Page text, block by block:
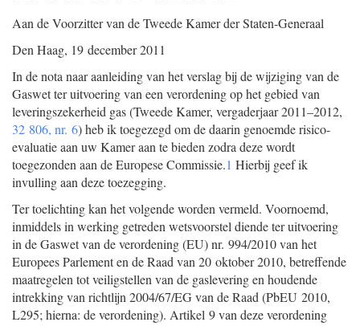
Aan de Voorzitter van de Tweede Kamer der Staten-Generaal
Den Haag, 19 december 2011
In de nota naar aanleiding van het verslag bij de wijziging van de
Gaswet ter uitvoering van een verordening op het gebied van
leveringszekerheid gas (Tweede Kamer, vergaderjaar 2011–2012,
32 806, nr. 6) heb ik toegezegd om de daarin genoemde risico-
evaluatie aan uw Kamer aan te bieden zodra deze wordt
toegezonden aan de Europese Commissie.1 Hierbij geef ik
invulling aan deze toezegging.
Ter toelichting kan het volgende worden vermeld. Voornoemd,
inmiddels in werking getreden wetsvoorstel diende ter uitvoering
in de Gaswet van de verordening (EU) nr. 994/2010 van het
Europees Parlement en de Raad van 20 oktober 2010, betreffende
maatregelen tot veiligstellen van de gaslevering en houdende
intrekking van richtlijn 2004/67/EG van de Raad (PbEU 2010,
L295; hierna: de verordening). Artikel 9 van deze verordening